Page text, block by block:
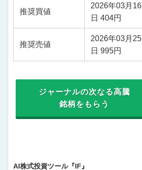
推奨買値
2026年03月16
日 404円
推奨売値
2026年03月25
日 995円
ジャーナルの次なる高騰
銘柄をもらう
AI株式投資ツール『IF』